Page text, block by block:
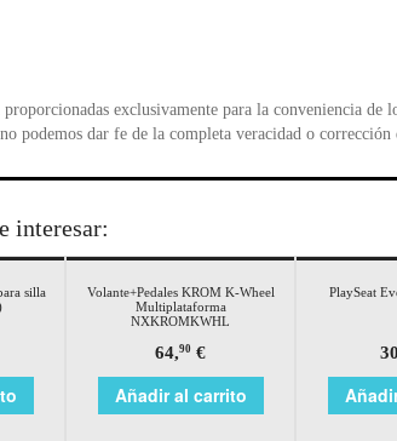
exclusivamente para la conveniencia
podemos dar fe de la completa veracidad o corrección
interesar:
silla
Volante+Pedales KROM K-Wheel
Multiplataforma
NXKROMKWHL
64,90 €
Añadir al carrito
PlaySeat